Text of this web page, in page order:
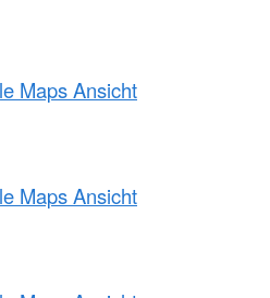
Maps Ansicht
Maps Ansicht